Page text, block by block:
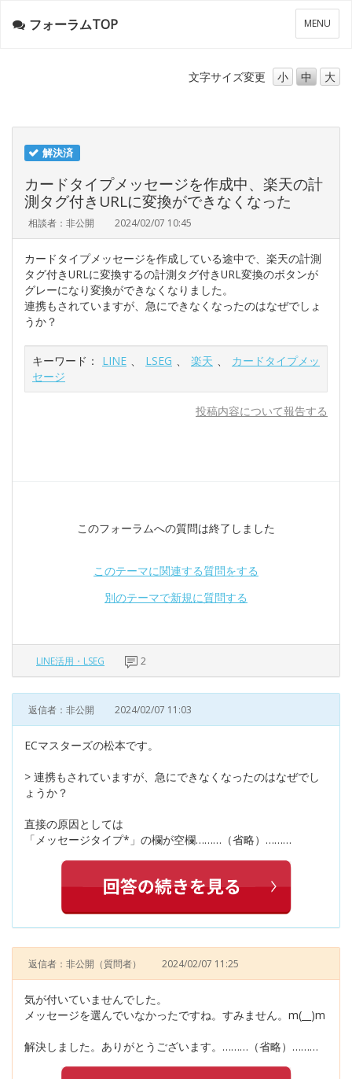
メ
ニ
ー
MENU
フォーラムTOP
文字サイズ変更 小 中 大
解決済
カードタイプメッセージを作成中、楽天の計
測タグ付きURLに変換ができなくなった
相談者：非公開 2024/02/07 10:45
カードタイプメッセージを作成している途中で、楽天の計測
タグ付きURLに変換するの計測タグ付きURL変換のボタンが
グレーになり変換ができなくなりました。
連携もされていますが、急にできなくなったのはなぜでしょ
うか？
キーワード： LINE 、 LSEG 、 楽天 、
カードタイプメッ
セージ
投稿内容について報告する
このフォーラムへの質問は終了しました
このテーマに関連する質問をする
別のテーマで新規に質問する
LINE活用・LSEG 2
返信者：非公開 2024/02/07 11:03
ECマスターズの松本です。
> 連携もされていますが、急にできなくなったのはなぜでし
ょうか？
直接の原因としては
「メッセージタイプ*」の欄が空欄………（省略）………
返信者：非公開 （質問者） 2024/02/07 11:25
気が付いていませんでした。
メッセージを選んでいなかったですね。すみません。m(__)m
解決しました。ありがとうございます。………（省略）………